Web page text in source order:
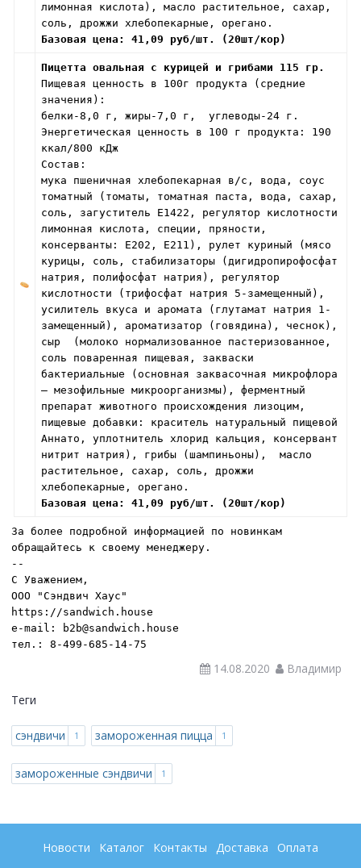
лимонная кислота), масло растительное, сахар,
соль, дрожжи хлебопекарные, орегано.
Базовая цена: 41,09 руб/шт. (20шт/кор)
Пицетта овальная с курицей и грибами 115 гр.
Пищевая ценность в 100г продукта (средние
значения):
белки-8,0 г, жиры-7,0 г, углеводы-24 г.
Энергетическая ценность в 100 г продукта: 190
ккал/800 кДж
Состав:
мука пшеничная хлебопекарная в/с, вода, соус
томатный (томаты, томатная паста, вода, сахар,
соль, загуститель Е1422, регулятор кислотности
лимонная кислота, специи, пряности,
консерванты: Е202, Е211), рулет куриный (мясо
курицы, соль, стабилизаторы (дигидропирофосфат
натрия, полифосфат натрия), регулятор
кислотности (трифосфат натрия 5-замещенный),
усилитель вкуса и аромата (глутамат натрия 1-
замещенный), ароматизатор (говядина), чеснок),
сыр (молоко нормализованное пастеризованное,
соль поваренная пищевая, закваски
бактериальные (основная заквасочная микрофлора
– мезофильные микроорганизмы), ферментный
препарат животного происхождения лизоцим,
пищевые добавки: краситель натуральный пищевой
Аннато, уплотнитель хлорид кальция, консервант
нитрит натрия), грибы (шампиньоны), масло
растительное, сахар, соль, дрожжи
хлебопекарные, орегано.
Базовая цена: 41,09 руб/шт. (20шт/кор)
За более подробной информацией по новинкам
обращайтесь к своему менеджеру.
--
С Уважением,
ООО "Сэндвич Хаус"
https://sandwich.house
e-mail: b2b@sandwich.house
тел.: 8-499-685-14-75
14.08.2020 Владимир
Теги
сэндвичи 1 замороженная пицца 1
замороженные сэндвичи 1
Новости Каталог Контакты Доставка
Оплата